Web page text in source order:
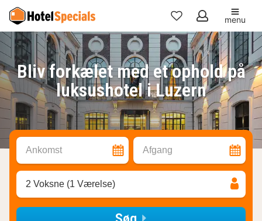
Mine
favoritter
menu
Bliv forkælet med et ophold på
luksushotel i Luzern
Ankomst Afgang
2 Voksne (1 Værelse)